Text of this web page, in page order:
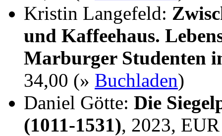
Kristin Langefeld:
und Kaffeehaus.
Marburger Studenten
34,00 (» Buchladen)
Daniel Götte: Die
(1011-1531), 2023,